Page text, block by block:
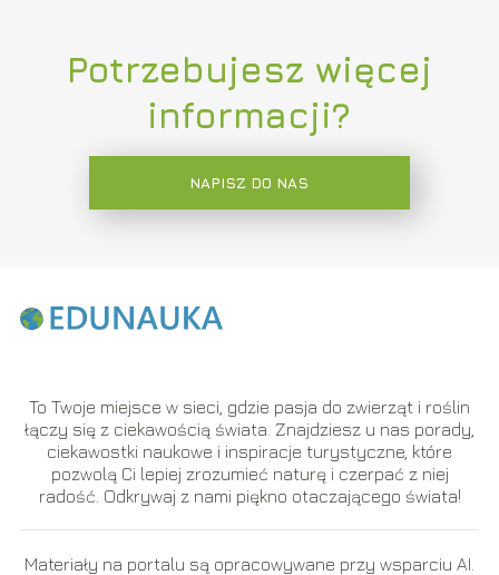
Potrzebujesz więcej
informacji?
NAPISZ DO NAS
To Twoje miejsce w sieci, gdzie pasja do zwierząt i roślin
łączy się z ciekawością świata. Znajdziesz u nas porady,
ciekawostki naukowe i inspiracje turystyczne, które
pozwolą Ci lepiej zrozumieć naturę i czerpać z niej
radość. Odkrywaj z nami piękno otaczającego świata!
Materiały na portalu są opracowywane przy wsparciu AI.